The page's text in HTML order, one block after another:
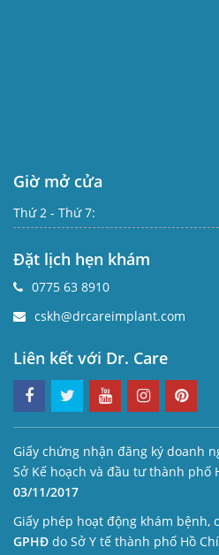
Giờ mở cửa
Thứ 2 - Thứ 7:
Đặt lịch hẹn khám
0775 63 8910
cskh@drcareimplant.com
Liên kết với Dr. Care
Giấy chứng nhận đăng ký doanh
Sở Kế hoạch và đầu tư thành phố
03/11/2017
Giấy phép hoạt động khám bệnh,
GPHĐ do Sở Y tế thành phố Hồ